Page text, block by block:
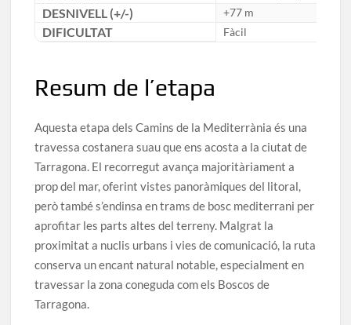
DESNIVELL (+/-) +77 m
DIFICULTAT Fàcil
Resum de l’etapa
Aquesta etapa dels Camins de la Mediterrània és una
travessa costanera suau que ens acosta a la ciutat de
Tarragona. El recorregut avança majoritàriament a
prop del mar, oferint vistes panoràmiques del litoral,
però també s’endinsa en trams de bosc mediterrani per
aprofitar les parts altes del terreny. Malgrat la
proximitat a nuclis urbans i vies de comunicació, la ruta
conserva un encant natural notable, especialment en
travessar la zona coneguda com els Boscos de
Tarragona.